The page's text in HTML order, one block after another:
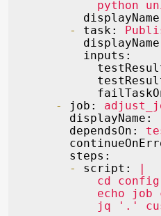
-
task:
inputs:
-
job:
displayName:
dependsOn:
steps:
-
script:
|
            cd config
echo job